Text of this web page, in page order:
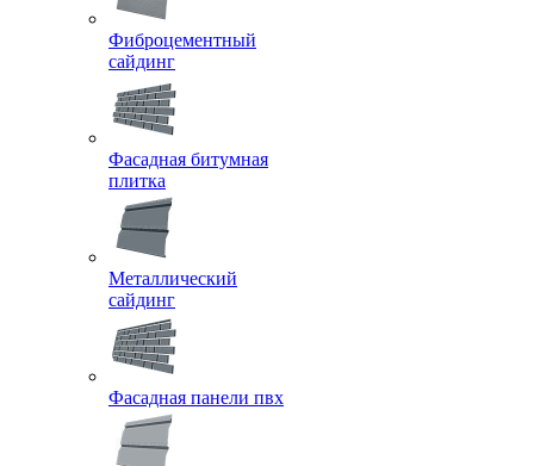
Фиброцементный
сайдинг
Фасадная битумная
плитка
Металлический
сайдинг
Фасадная панели пвх